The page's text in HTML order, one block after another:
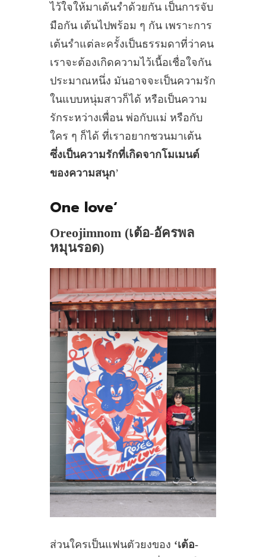
ไว้ใจให้มาเต้นรำด้วยกัน เป็นการจับ
มือกัน เต้นไปพร้อม ๆ กัน เพราะการ
เต้นรำแต่ละครั้งเป็นธรรมดาที่ว่าคน
เราจะต้องเกิดความไว้เนื้อเชื่อใจกัน
ประมาณหนึ่ง มันอาจจะเป็นความรัก
ในแบบหนุ่มสาวก็ได้ หรือเป็นความ
รักระหว่างเพื่อน พ่อกับแม่ หรือกับ
ใคร ๆ ก็ได้ ที่เราอยากชวนมาเต้น
ซึ่งเป็นความรักที่เกิดจากโมเมนต์
ของความสนุก’
One love‘
Oreojimnom (เต้อ-อัครพล
หมุนรอด)
ส่วนใครเป็นแฟนตัวยงของ ‘เต้อ-